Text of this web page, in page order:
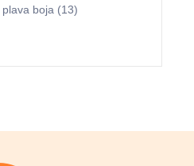
plava boja (13)